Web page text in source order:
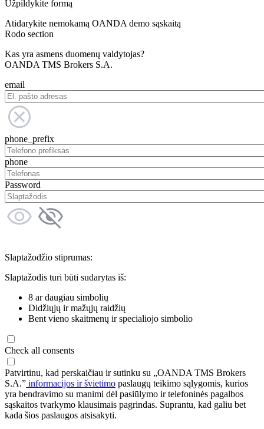
Užpildykite formą
Atidarykite nemokamą OANDA demo sąskaitą
Rodo section
Kas yra asmens duomenų valdytojas?
OANDA TMS Brokers S.A.
email
phone_prefix
phone
Password
Slaptažodžio stiprumas:
Slaptažodis turi būti sudarytas iš:
8 ar daugiau simbolių
Didžiųjų ir mažųjų raidžių
Bent vieno skaitmenų ir specialiojo simbolio
Check all consents
Patvirtinu, kad perskaičiau ir sutinku su „OANDA TMS Brokers
S.A.” informacijos ir švietimo paslaugų teikimo sąlygomis, kurios
yra bendravimo su manimi dėl pasiūlymo ir telefoninės pagalbos
sąskaitos tvarkymo klausimais pagrindas. Suprantu, kad galiu bet
kada šios paslaugos atsisakyti.